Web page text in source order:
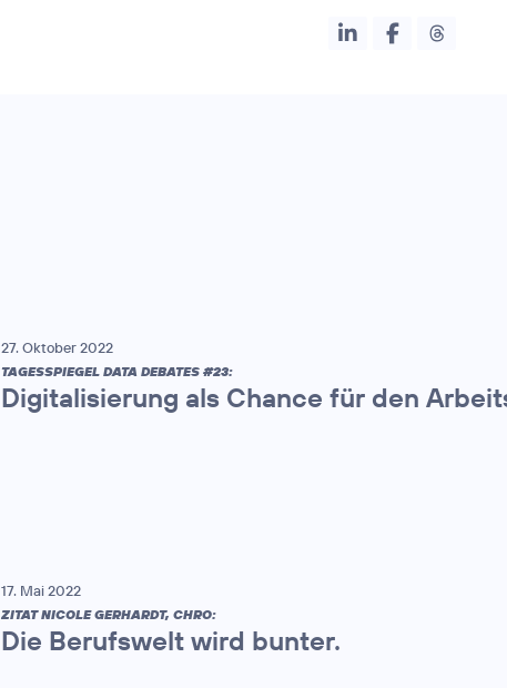
27. Oktober 2022
TAGESSPIEGEL DATA DEBATES #23:
Digitalisierung als Chance für den
17. Mai 2022
ZITAT NICOLE GERHARDT, CHRO:
Die Berufswelt wird bunter.